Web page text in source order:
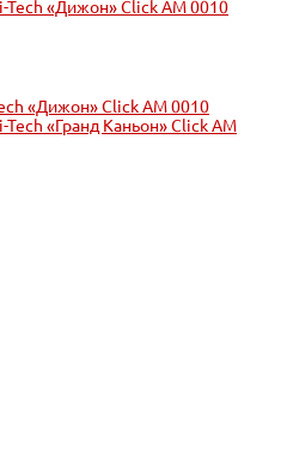
«Дижон» Click АМ 0010